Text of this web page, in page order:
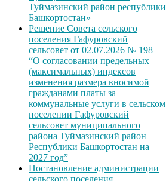
Туймазинский район республики
Башкортостан»
Решение Совета сельского
поселения Гафуровский
сельсовет от 02.07.2026 № 198
“О согласовании предельных
(максимальных) индексов
изменения размера вносимой
гражданами платы за
коммунальные услуги в сельском
поселении Гафуровский
сельсовет муниципального
района Туймазинский район
Республики Башкортостан на
2027 год”
Постановление администрации
сельского поселения